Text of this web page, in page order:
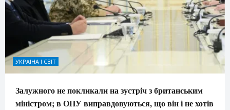
УКРАЇНА І СВІТ
Залужного не покликали на зустріч з британським
міністром; в ОПУ виправдовуються, що він і не хотів